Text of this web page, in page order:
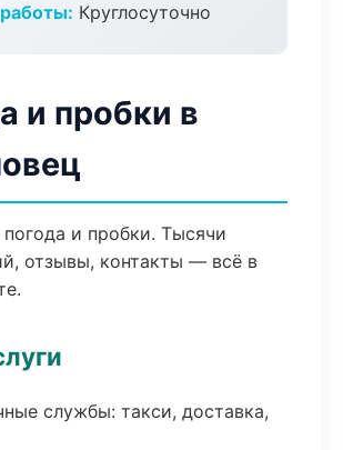
Круглосуточно
и пробки в
и пробки. Тысячи
отзывы, контакты — всё в
службы: такси, доставка,